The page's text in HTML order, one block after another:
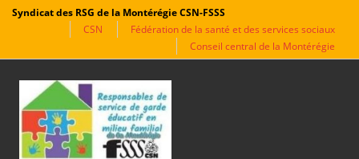
Syndicat des RSG de la Montérégie CSN-FSSS
CSN
Fédération de la santé et des services sociaux
Conseil central de la Montérégie
contenu